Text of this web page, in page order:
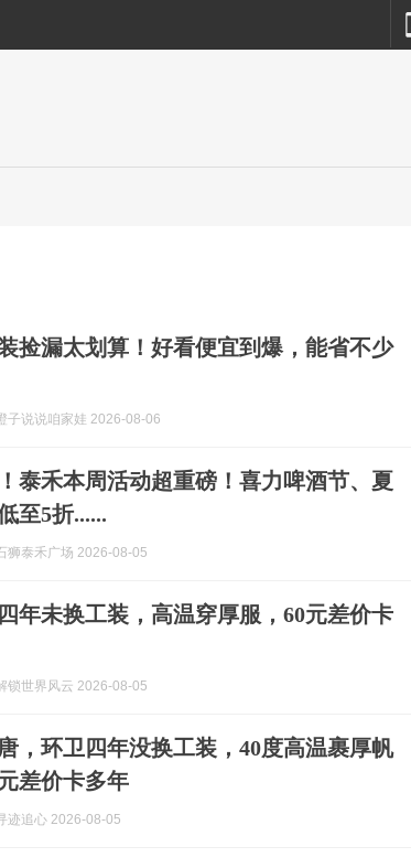
捡漏太划算！好看便宜到爆，能省不少
子说说咱家娃 2026-08-06
泰禾本周活动超重磅！喜力啤酒节、夏
至5折......
狮泰禾广场 2026-08-05
年未换工装，高温穿厚服，60元差价卡
锁世界风云 2026-08-05
，环卫四年没换工装，40度高温裹厚帆
差价卡多年
迹追心 2026-08-05